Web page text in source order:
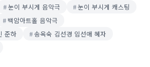
눈이 부시게 음악극
눈이 부시게 캐스팅
백암아트홀 음악극
준하
송옥숙 김선경 임선애 혜자